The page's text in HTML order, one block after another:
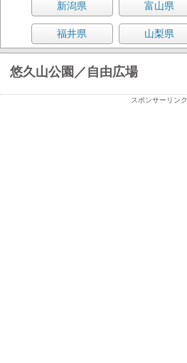
新潟県 富山県
福井県 山梨県
悠久山公園／自由広場
スポンサーリンク